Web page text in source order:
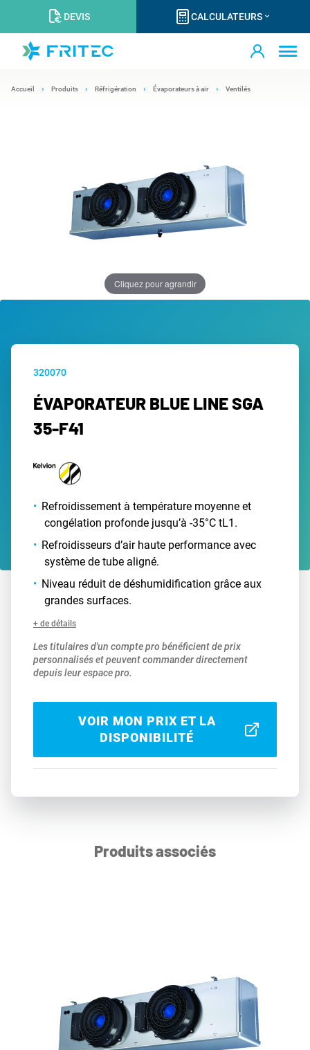
DEVIS CALCULATEURS
Accueil Produits Réfrigération Évaporateurs à air Ventilés
Cliquez pour agrandir
320070
ÉVAPORATEUR BLUE LINE SGA
35-F41
Refroidissement à température moyenne et
congélation profonde jusqu’à -35°C tL1.
Refroidisseurs d’air haute performance avec
système de tube aligné.
Niveau réduit de déshumidification grâce aux
grandes surfaces.
+ de détails
Les titulaires d'un compte pro bénéficient de prix
personnalisés et peuvent commander directement
depuis leur espace pro.
VOIR MON PRIX ET LA
DISPONIBILITÉ
Produits associés